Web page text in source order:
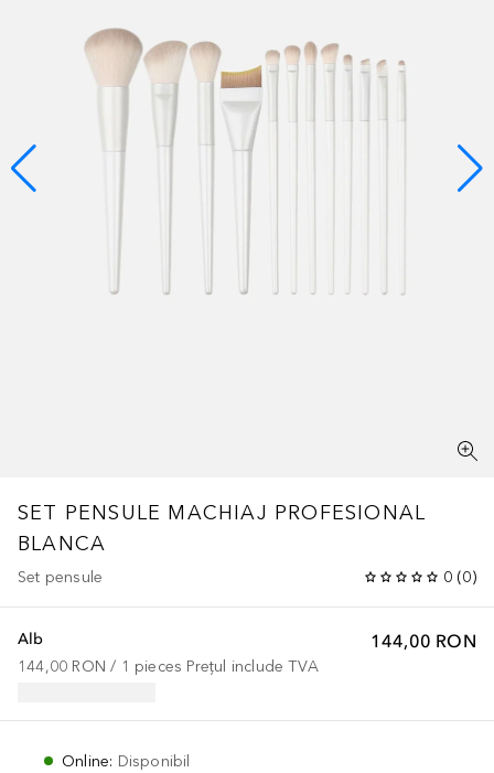
SET PENSULE MACHIAJ PROFESIONAL
BLANCA
Set pensule 0 (0)
144,00 RON
Alb
144,00 RON / 1 pieces Prețul include TVA
Online: Disponibil